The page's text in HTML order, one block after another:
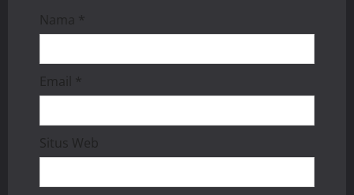
Nama *
Email *
Situs Web